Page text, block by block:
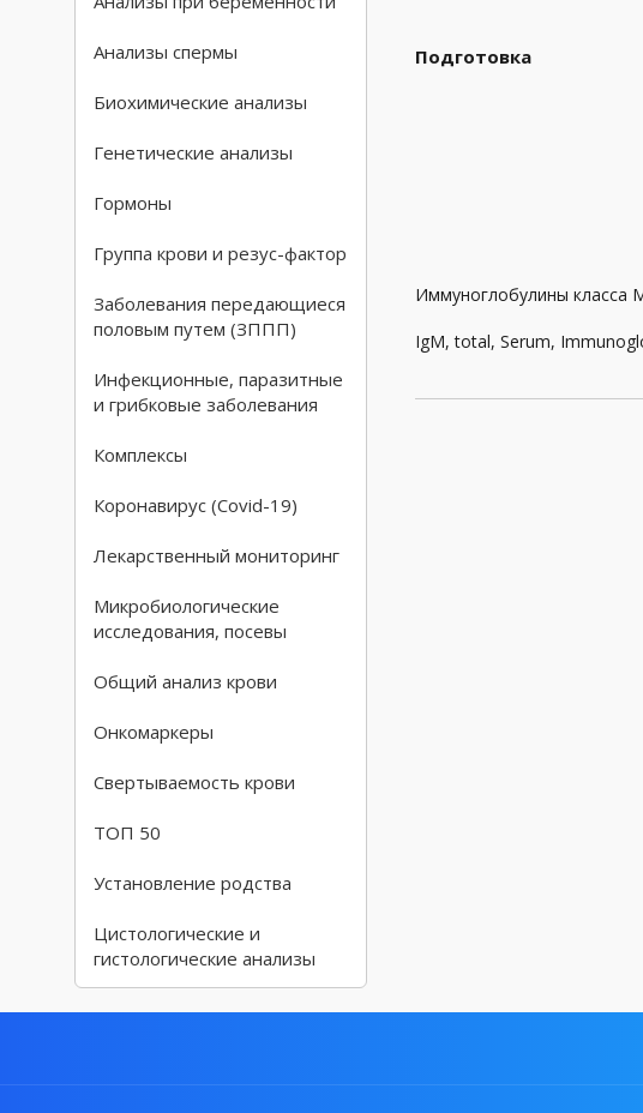
Анализы спермы
Биохимические анализы
Генетические анализы
Гормоны
Группа крови и резус-фактор
Заболевания передающиеся
половым путем (ЗППП)
Инфекционные, паразитные
и грибковые заболевания
Комплексы
Коронавирус (Covid-19)
Лекарственный мониторинг
Микробиологические
исследования, посевы
Общий анализ крови
Онкомаркеры
Свертываемость крови
ТОП 50
Установление родства
Цистологические и
гистологические анализы
Подготовка
Иммуноглобулины класса
IgM, total, Serum,